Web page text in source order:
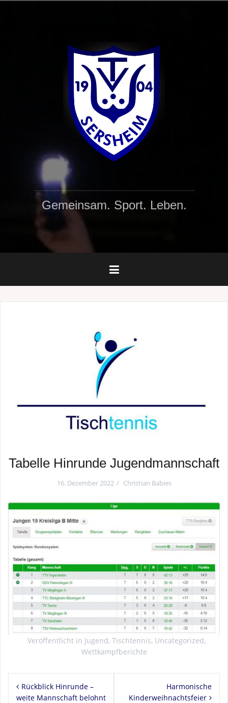
Gemeinsam. Sport. Leben.
Tabelle Hinrunde Jugendmannschaft
16. Dezember 2022 Christian Babies
Veröffentlicht in Jugend, Tischtennis, Uncategorized,
Wettkampfberichte
Rückblick Hinrunde –
weite Mannschaft belohnt
Harmonische
Kinderweihnachtsfeier